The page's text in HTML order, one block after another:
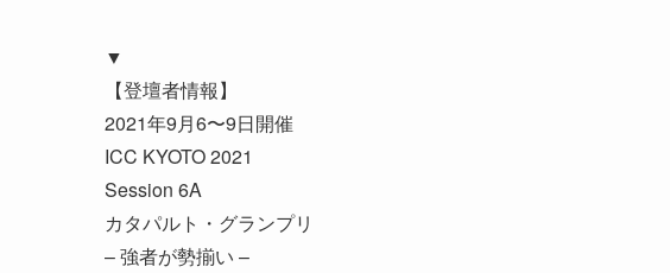
▼
【登壇者情報】
2021年9月6〜9日開催
ICC KYOTO 2021
Session 6A
カタパルト・グランプリ
– 強者が勢揃い –